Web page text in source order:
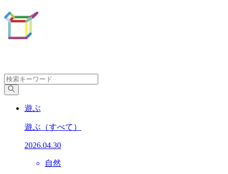
遊ぶ
遊ぶ （すべて）
2026.04.30
自然